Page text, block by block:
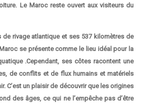
Le Maroc reste ouvert aux visiteurs du
rivage atlantique et ses 537 kilomètres de
se présente comme le lieu idéal pour la
.Cependant, ses côtes racontent une
de conflits et de flux humains et matériels
C’est un plaisir de découvrir que les origines
des âges, ce qui ne l’empêche pas d’être